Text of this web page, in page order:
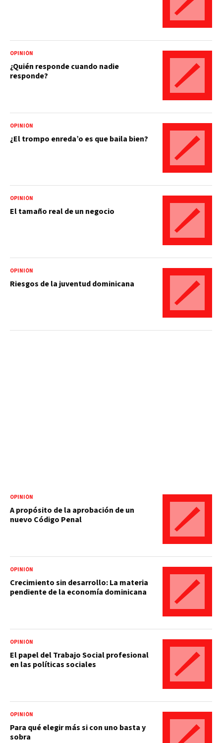
OPINIÓN
¿Quién responde cuando nadie
responde?
OPINIÓN
¿El trompo enreda’o es que baila bien?
OPINIÓN
El tamaño real de un negocio
OPINIÓN
Riesgos de la juventud dominicana
OPINIÓN
A propósito de la aprobación de un
nuevo Código Penal
OPINIÓN
Crecimiento sin desarrollo: La materia
pendiente de la economía dominicana
OPINIÓN
El papel del Trabajo Social profesional
en las políticas sociales
OPINIÓN
Para qué elegir más si con uno basta y
sobra